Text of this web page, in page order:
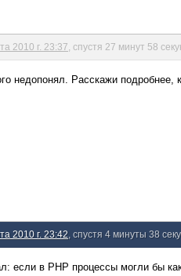
2010 г. 23:37 , спустя 27 минут 58
недопонял. Расскажи подробнее,
2010 г. 23:42 , спустя 4 минуты 38
если в PHP процессы могли бы